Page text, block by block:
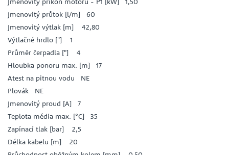
Jmenovitý průtok [l/m] 60
Jmenovitý výtlak [m] 42,80
Výtlačné hrdlo ["] 1
Průměr čerpadla ["] 4
Hloubka ponoru max. [m] 17
Atest na pitnou vodu NE
Plovák NE
Jmenovitý proud [A] 7
Teplota média max. [°C] 35
Zapínací tlak [bar] 2,5
Délka kabelu [m] 20